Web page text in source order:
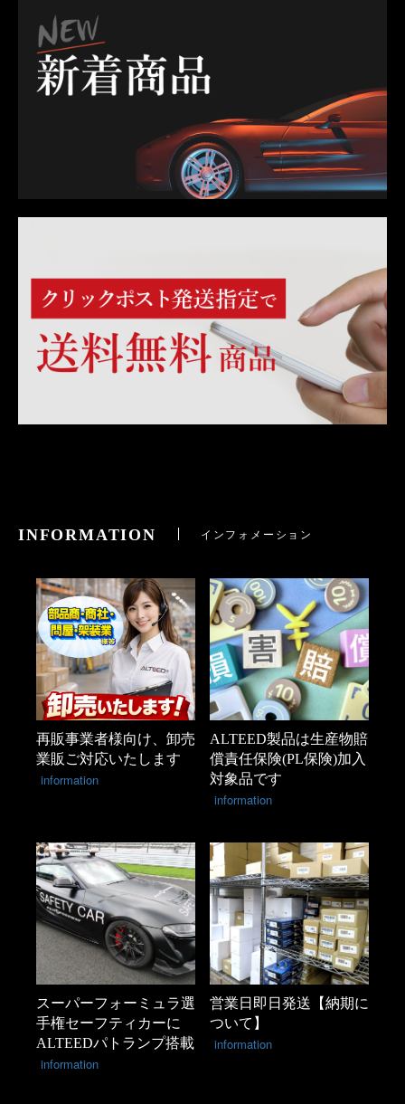
INFORMATION インフォメーション
再販事業者様向け、卸売
業販ご対応いたします
information
ALTEED製品は生産物賠
償責任保険(PL保険)加入
対象品です
information
スーパーフォーミュラ選
手権セーフティカーに
ALTEEDパトランプ搭載
information
営業日即日発送【納期に
ついて】
information